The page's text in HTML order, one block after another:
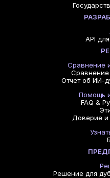
API
Сравнение
Сравнение
Отчет об ИИ-
Помощь
FAQ &
Доверие и
Решение для